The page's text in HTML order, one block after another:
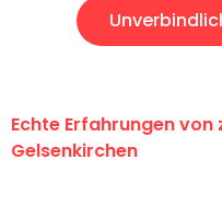
Echte Erfahrungen
Gelsenkirchen